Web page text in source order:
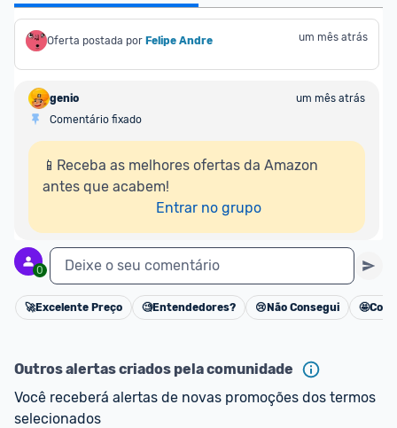
Oferta postada por Felipe Andre um mês atrás
genio
um mês atrás
Comentário fixado
📱Receba as melhores ofertas da Amazon
antes que acabem!
Entrar no grupo
0 Deixe o seu comentário
Cancelar
🚀Excelente Preço 🧐Entendedores? 😢 Não Consegui 🤩
Outros alertas criados pela comunidade
Você receberá alertas de novas promoções dos termos
selecionados